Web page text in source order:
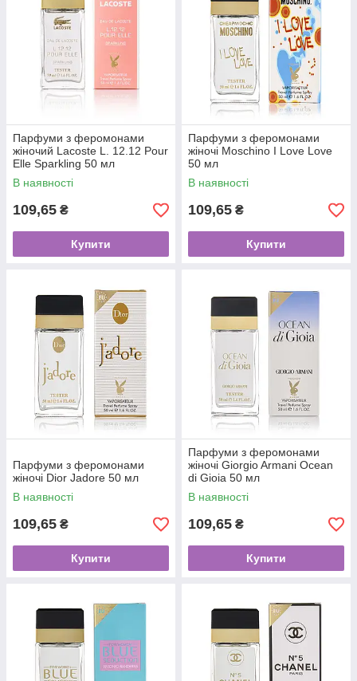
Парфуми з феромонами
жіночий Lacoste L. 12.12 Pour
Elle Sparkling 50 мл
В наявності
109,65 ₴
Купити
Парфуми з феромонами
жіночі Moschino I Love Love
50 мл
В наявності
109,65 ₴
Купити
Парфуми з феромонами
жіночі Dior Jadore 50 мл
В наявності
109,65 ₴
Купити
Парфуми з феромонами
жіночі Giorgio Armani Ocean
di Gioia 50 мл
В наявності
109,65 ₴
Купити